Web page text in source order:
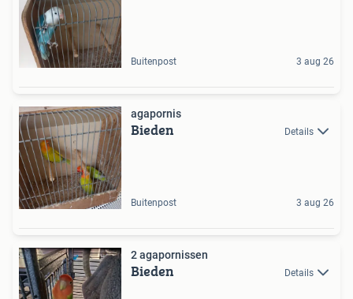
Buitenpost 3 aug 26
agapornis
Bieden Details
Buitenpost 3 aug 26
2 agapornissen
Bieden Details